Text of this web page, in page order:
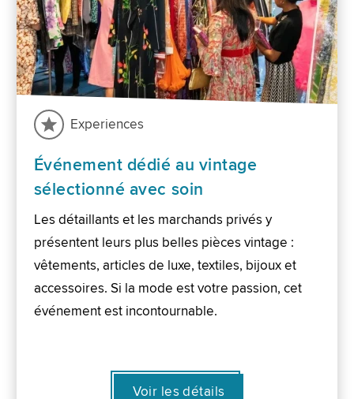
Experiences
Événement dédié au vintage
sélectionné avec soin
Les détaillants et les marchands privés y
présentent leurs plus belles pièces vintage :
vêtements, articles de luxe, textiles, bijoux et
accessoires. Si la mode est votre passion, cet
événement est incontournable.
Voir les détails